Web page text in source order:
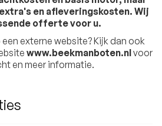
en afleveringskosten. Wij
offerte voor u.
externe website? Kijk dan ook
www.beekmanboten.nlvoor
en meer informatie.